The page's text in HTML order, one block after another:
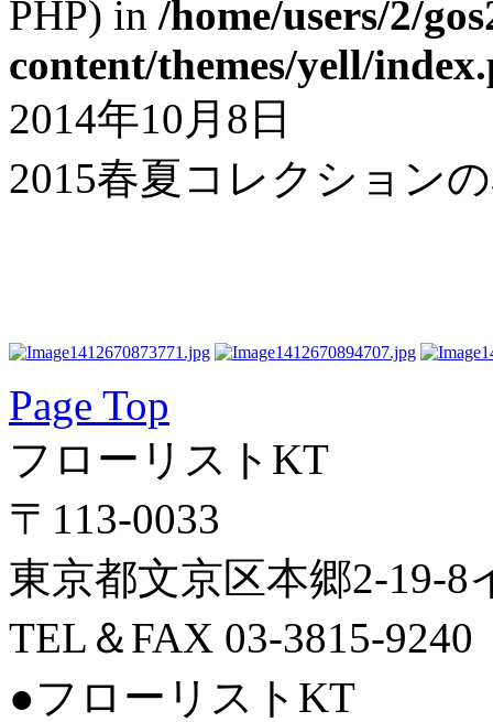
PHP) in /home/users/2/
content/themes/yell/
2014年10月8日
2015春夏コレクション
Page Top
フローリストKT
〒113-0033
東京都文京区本郷2-19-8
TEL＆FAX 03-3815-9240
●フローリストKT